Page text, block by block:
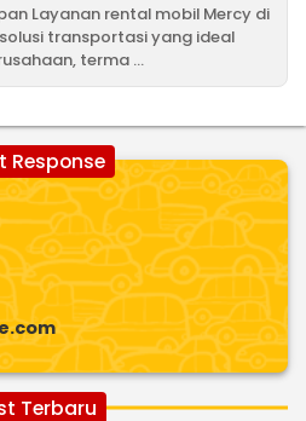
Layanan rental mobil Mercy di
transportasi yang ideal
terma ...
Response
Terbaru